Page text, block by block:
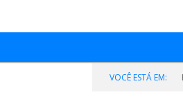
VOCÊ ESTÁ EM: